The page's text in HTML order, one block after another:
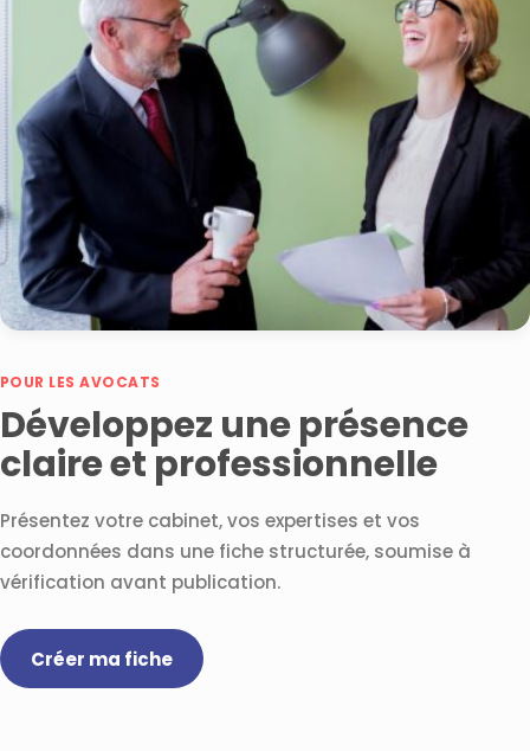
POUR LES AVOCATS
Développez une présence
claire et professionnelle
Présentez votre cabinet, vos expertises et vos
coordonnées dans une fiche structurée, soumise à
vérification avant publication.
Créer ma fiche